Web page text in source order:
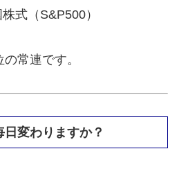
式（S&P500）
常連です。
変わりますか？